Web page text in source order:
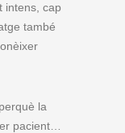
intens, cap
també
la
pacient…